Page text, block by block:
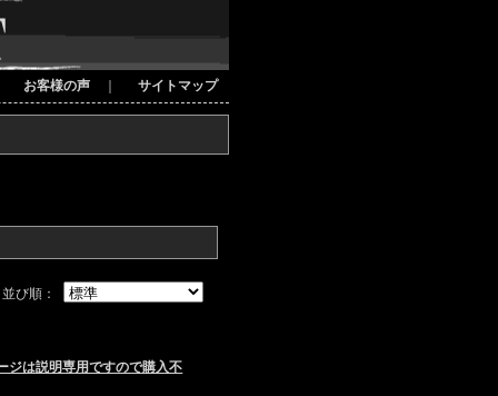
お客様の声 サイトマップ
並び順：
ジは説明専用ですので購入不